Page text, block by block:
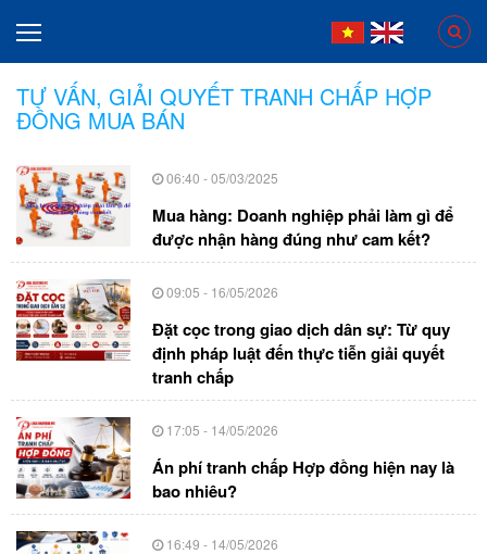
TƯ VẤN, GIẢI QUYẾT TRANH CHẤP HỢP
ĐỒNG MUA BÁN
06:40 - 05/03/2025
Mua hàng: Doanh nghiệp phải làm gì để
được nhận hàng đúng như cam kết?
09:05 - 16/05/2026
Đặt cọc trong giao dịch dân sự: Từ quy
định pháp luật đến thực tiễn giải quyết
tranh chấp
17:05 - 14/05/2026
Án phí tranh chấp Hợp đồng hiện nay là
bao nhiêu?
16:49 - 14/05/2026